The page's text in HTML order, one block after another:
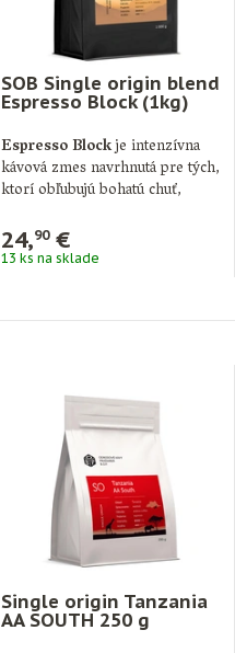
SOB Single origin blend
Espresso Block (1kg)
Espresso Blockje intenzívna
kávová zmes navrhnutá pre tých,
ktorí obľubujú bohatú chuť,
24,90€
13 ks na sklade
Single origin Tanzania
AA SOUTH 250 g